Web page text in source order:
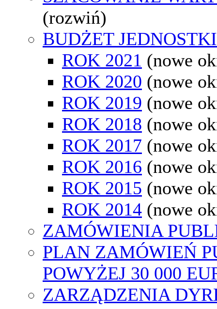
(rozwiń)
BUDŻET JEDNOSTKI
ROK 2021 (nowe
ROK 2020 (nowe
ROK 2019 (nowe
ROK 2018 (nowe
ROK 2017 (nowe
ROK 2016 (nowe
ROK 2015 (nowe
ROK 2014 (nowe
ZAMÓWIENIA
PLAN ZAMÓWIEŃ
POWYŻEJ 30 000
ZARZĄDZENIA